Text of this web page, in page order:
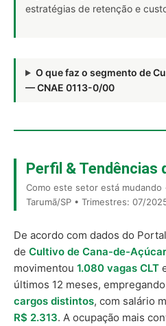
estratégias de retenção e
O que faz o segmento de
— CNAE 0113-0/00
Perfil & Tendências
Como este setor está mudando
Tarumã/SP • Trimestres: 07/
De acordo com dados do
de Cultivo de Cana-de-Açúcar
movimentou 1.080 vagas CLT
últimos 12 meses,
cargos distintos, com salário
R$ 2.313. A ocupação mais